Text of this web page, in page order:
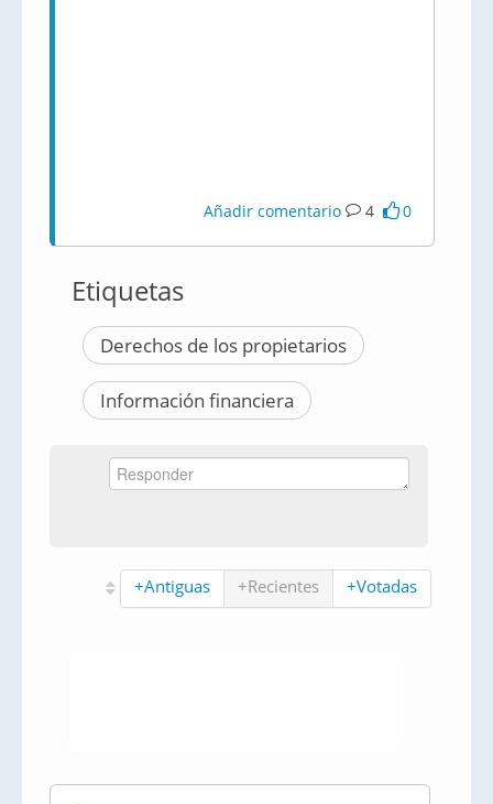
Añadir comentario 4 0
Etiquetas
Derechos de los propietarios
Información financiera
+Antiguas +Recientes +Votadas